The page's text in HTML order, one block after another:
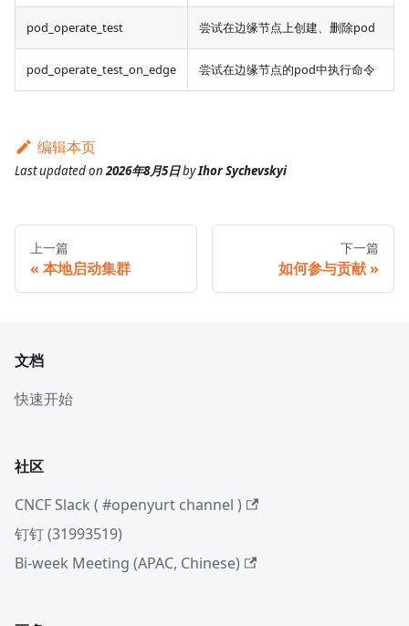
pod_operate_test 尝试在边缘节点上创建、删除pod
pod_operate_test_on_edge 尝试在边缘节点的pod中执行命令
编辑本页
Last updatedon2026年8月5日byIhor Sychevskyi
上一篇
本地启动集群
下一篇
如何参与贡献
文档
快速开始
社区
CNCF Slack ( #openyurt channel )
钉钉 (31993519)
Bi-week Meeting (APAC, Chinese)